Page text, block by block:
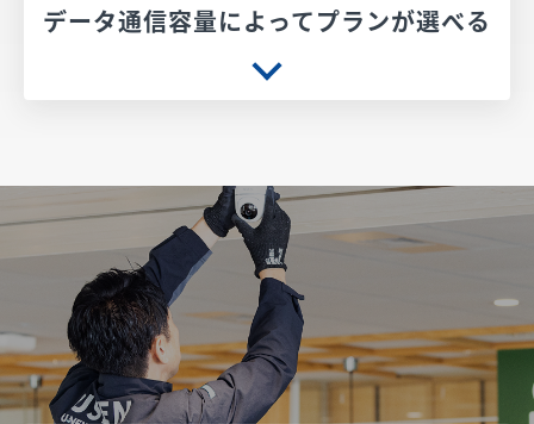
データ通信容量によってプランが選べる